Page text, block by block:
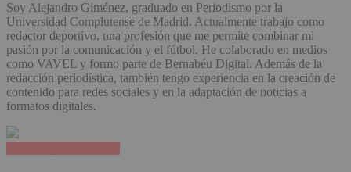
Soy Alejandro Giménez, graduado en Periodismo por la
Universidad Complutense de Madrid. Actualmente trabajo como
redactor deportivo, una profesión que me permite combinar mi
pasión por la comunicación y el fútbol. He colaborado en medios
como VAVEL y formo parte de Bernabéu Digital. Además de la
redacción periodística, también tengo experiencia en la creación de
contenido para redes sociales y en la adaptación de noticias a
formatos digitales.